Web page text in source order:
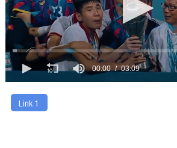
00:00 03:09
Link 1